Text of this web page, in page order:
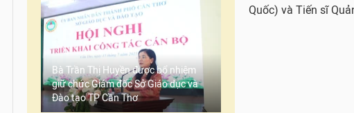
Bà Trần Thị Huyền được bổ nhiệm
giữ chức Giám đốc Sở Giáo dục và
Đào tạo TP Cần Thơ
Quốc) và Tiến sĩ